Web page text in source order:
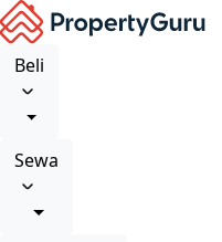
Beli
Sewa